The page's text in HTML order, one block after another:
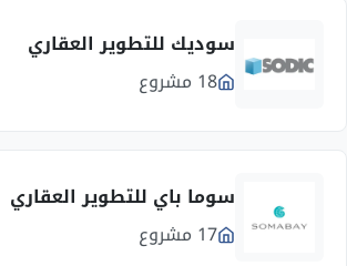
سوديك للتطوير العقاري
18 مشروع
سوما باي للتطوير العقاري
17 مشروع